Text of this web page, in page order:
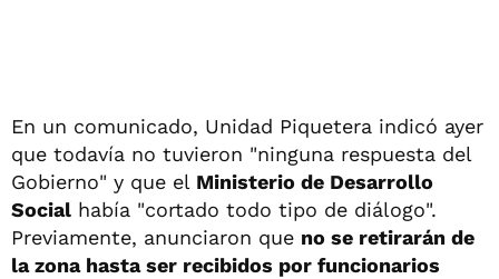
En un comunicado, Unidad Piquetera indicó ayer
que todavía no tuvieron "ninguna respuesta del
Gobierno" y que el Ministerio de Desarrollo
Social había "cortado todo tipo de diálogo".
Previamente, anunciaron que no se retirarán de
la zona hasta ser recibidos por funcionarios